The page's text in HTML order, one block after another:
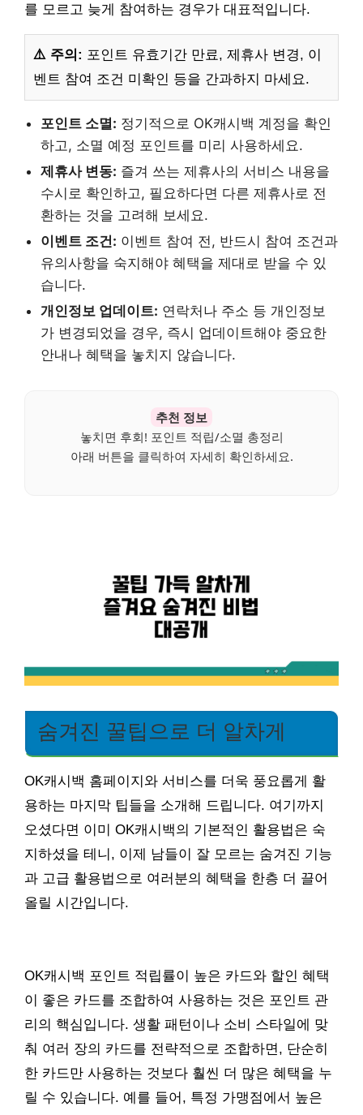
를 모르고 늦게 참여하는 경우가 대표적입니다.
⚠️ 주의: 포인트 유효기간 만료, 제휴사 변경, 이
벤트 참여 조건 미확인 등을 간과하지 마세요.
포인트 소멸: 정기적으로 OK캐시백 계정을 확인
하고, 소멸 예정 포인트를 미리 사용하세요.
제휴사 변동: 즐겨 쓰는 제휴사의 서비스 내용을
수시로 확인하고, 필요하다면 다른 제휴사로 전
환하는 것을 고려해 보세요.
이벤트 조건: 이벤트 참여 전, 반드시 참여 조건과
유의사항을 숙지해야 혜택을 제대로 받을 수 있
습니다.
개인정보 업데이트: 연락처나 주소 등 개인정보
가 변경되었을 경우, 즉시 업데이트해야 중요한
안내나 혜택을 놓치지 않습니다.
추천 정보
놓치면 후회! 포인트 적립/소멸 총정리
아래 버튼을 클릭하여 자세히 확인하세요.
숨겨진 꿀팁으로 더 알차게
OK캐시백 홈페이지와 서비스를 더욱 풍요롭게 활
용하는 마지막 팁들을 소개해 드립니다. 여기까지
오셨다면 이미 OK캐시백의 기본적인 활용법은 숙
지하셨을 테니, 이제 남들이 잘 모르는 숨겨진 기능
과 고급 활용법으로 여러분의 혜택을 한층 더 끌어
올릴 시간입니다.
OK캐시백 포인트 적립률이 높은 카드와 할인 혜택
이 좋은 카드를 조합하여 사용하는 것은 포인트 관
리의 핵심입니다. 생활 패턴이나 소비 스타일에 맞
춰 여러 장의 카드를 전략적으로 조합하면, 단순히
한 카드만 사용하는 것보다 훨씬 더 많은 혜택을 누
릴 수 있습니다. 예를 들어, 특정 가맹점에서 높은